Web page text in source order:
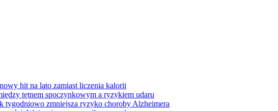
hit na lato zamiast liczenia kalorii
tętnem spoczynkowym a ryzykiem udaru
tygodniowo zmniejsza ryzyko choroby Alzheimera